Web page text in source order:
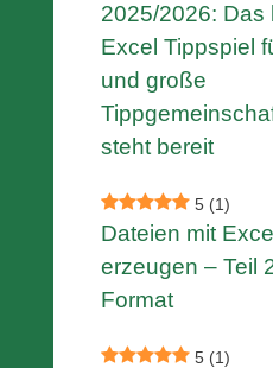
2025/2026: Das
Excel Tippspiel
und große
steht bereit
5 (1)
Dateien mit
erzeugen – Teil
Format
5 (1)